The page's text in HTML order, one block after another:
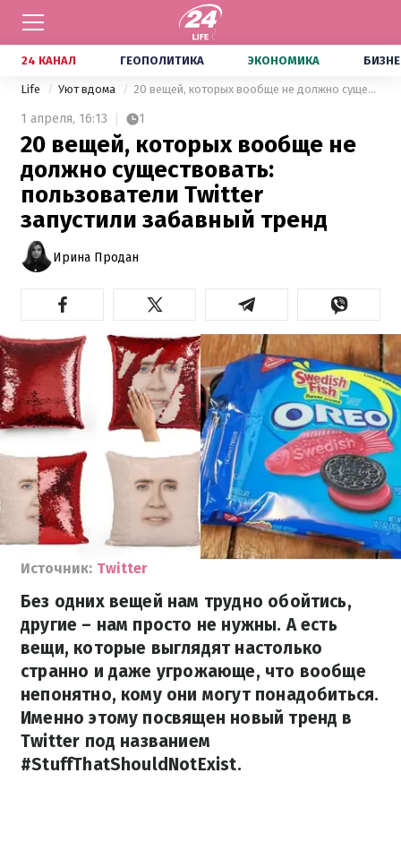
24 КАНАЛ ГЕОПОЛИТИКА ЭКОНОМИКА
Life Уют вдома 20 вещей, которых вообще не должно существовать: пользователи Twitter запустили забавный тренд
1 апреля, 16:13 1
20 вещей, которых вообще не
должно существовать:
пользователи Twitter
запустили забавный тренд
Ирина Продан
Источник: Twitter
Без одних вещей нам трудно обойтись,
другие – нам просто не нужны. А есть
вещи, которые выглядят настолько
странно и даже угрожающе, что вообще
непонятно, кому они могут понадобиться.
Именно этому посвящен новый тренд в
Twitter под названием
#StuffThatShouldNotExist.